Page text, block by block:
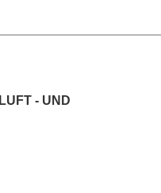
- UND